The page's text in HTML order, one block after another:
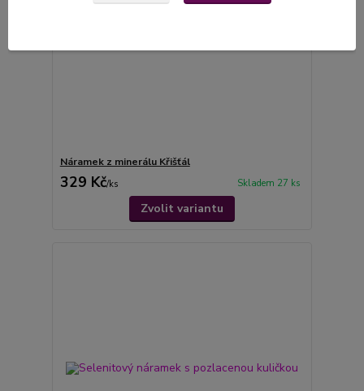
Náramek z minerálu Křišťál
329 Kč/ks Skladem 27 ks
Zvolit variantu